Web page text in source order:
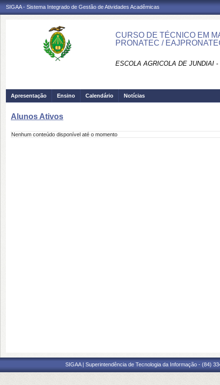
SIGAA - Sistema Integrado de Gestão de Atividades Acadêmicas
CURSO DE TÉCNICO EM
PRONATEC /
ESCOLA AGRICOLA DE JUNDIAI
Apresentação Ensino Calendário Notícias
Alunos Ativos
Nenhum conteúdo disponível até o momento
SIGAA | Superintendência de Tecnologia da Informação - (84)